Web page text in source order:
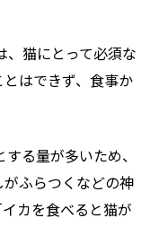
、猫にとって必須な
はできず、食事か
る量が多いため、
ふらつくなどの神
カを食べると猫が